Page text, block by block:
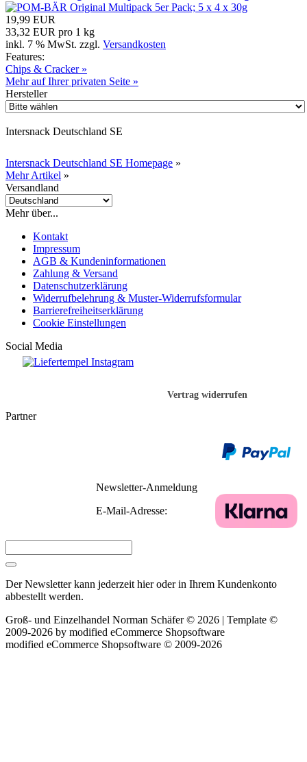
19,99 EUR
33,32 EUR pro 1 kg
inkl. 7 % MwSt. zzgl. Versandkosten
Features:
Chips & Cracker »
Mehr auf Ihrer privaten Seite »
Hersteller
Intersnack Deutschland SE
Intersnack Deutschland SE Homepage »
Mehr Artikel »
Versandland
Mehr über...
Kontakt
Impressum
AGB & Kundeninformationen
Zahlung & Versand
Datenschutzerklärung
Widerrufbelehrung & Muster-Widerrufsformular
Barrierefreiheitserklärung
Cookie Einstellungen
Social Media
Vertrag widerrufen
Partner
Newsletter-Anmeldung
E-Mail-Adresse:
Der Newsletter kann jederzeit hier oder in Ihrem Kundenkonto
abbestellt werden.
Groß- und Einzelhandel Norman Schäfer © 2026 | Template ©
2009-2026 by modified eCommerce Shopsoftware
modified eCommerce Shopsoftware © 2009-2026